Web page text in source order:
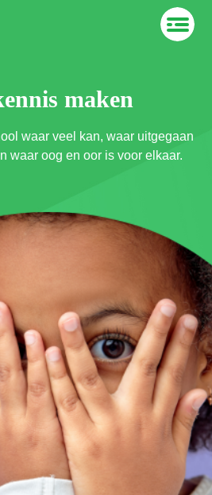
maken
waar veel kan, waar uitgegaan
waar oog en oor is voor elkaar.